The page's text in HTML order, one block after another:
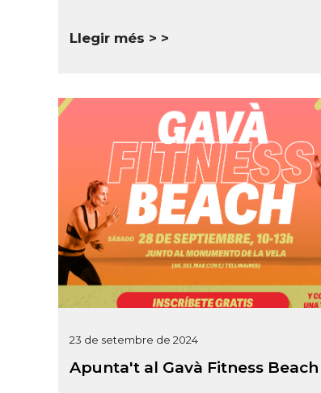
Llegir més >
23 de setembre de 2024
Apunta't al Gavà Fitness Beach